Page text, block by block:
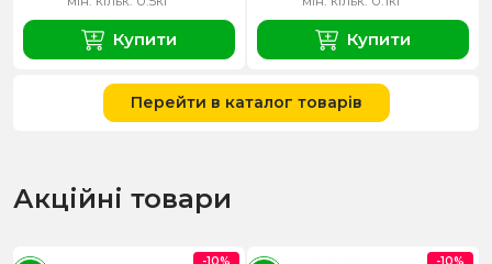
Купити Купити
Перейти в каталог товарів
Акційні товари